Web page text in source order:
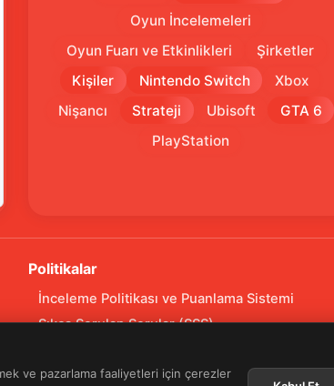
ve pazarlama faaliyetleri için çerezler
Oyun İncelemeleri
Oyun Fuarı ve Etkinlikleri
Şirketler
Kişiler
Nintendo Switch
Xbox
Nişancı
Strateji Ubisoft
GTA 6
PlayStation
Politikalar
İnceleme Politikası ve Puanlama Sistemi
Sıkça Sorulan Sorular (SSS)
Site Kullanım Koşulları (Yasal Uyarı)